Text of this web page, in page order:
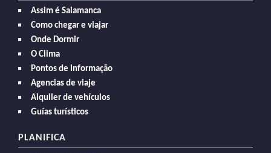
Assim é Salamanca
Como chegar e viajar
Onde Dormir
O Clima
Pontos de Informação
Agencias de viaje
Alquiler de vehículos
Guías turísticos
PLANIFICA